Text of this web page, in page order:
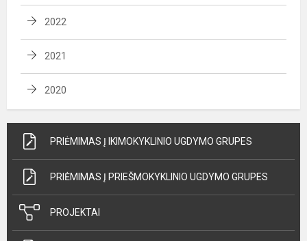
2022
2021
2020
PRIĖMIMAS Į IKIMOKYKLINIO UGDYMO GRUPES
PRIĖMIMAS Į PRIEŠMOKYKLINIO UGDYMO GRUPES
PROJEKTAI